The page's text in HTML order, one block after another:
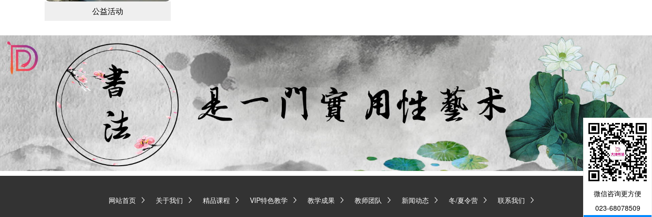
公益活动
微信咨询更方便
023-68078509
网站首页 关于我们 精品课程 VIP特色教学 教学成果 教师团队 新闻动态 冬/夏令营 联系我们